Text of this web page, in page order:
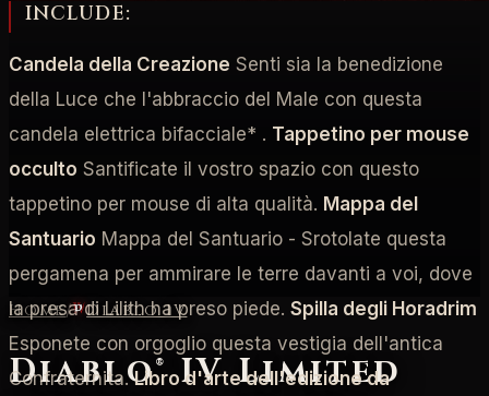
Home/ Diablo IV
Diablo® IV Limited
INCLUDE:
Candela della Creazione Senti sia la benedizione
della Luce che l'abbraccio del Male con questa
candela elettrica bifacciale* . Tappetino per mouse
occulto Santificate il vostro spazio con questo
tappetino per mouse di alta qualità. Mappa del
Santuario Mappa del Santuario - Srotolate questa
pergamena per ammirare le terre davanti a voi, dove
la presa di Lilith ha preso piede. Spilla degli Horadrim
Esponete con orgoglio questa vestigia dell'antica
Confraternita.Libro d'arte dell'edizione da